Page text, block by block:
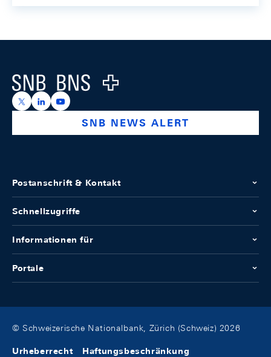
Logo
https://x.com/snb_bns
https://ch.linkedin.com/company/swiss-national-
https://www.youtube.com/@swissnationalbank
SNB NEWS ALERT
Postanschrift & Kontakt
Schnellzugriffe
Informationen für
Portale
© Schweizerische Nationalbank, Zürich (Schweiz) 2026
Urheberrecht Haftungsbeschränkung